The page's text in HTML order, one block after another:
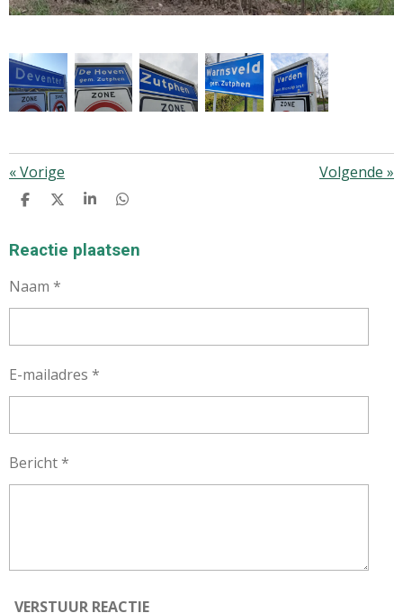
«Vorige Volgende »
D
E
D
L
S
R
D
E
Reactie plaatsen
Naam *
E-mailadres *
Bericht *
VERSTUUR REACTIE